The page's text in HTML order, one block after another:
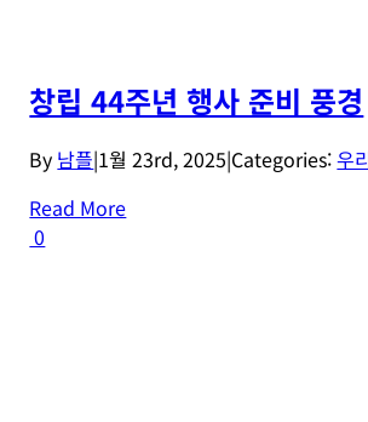
창립 44주년 행사 준비 풍경
By 남플|1월 23rd, 2025|Categories:우
Read More
0